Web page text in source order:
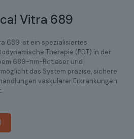
Vitra 689
689 ist ein spezialisiertes
Therapie (PDT) in der
689-nm-Rotlaser und
das System präzise, sichere
vaskulärer Erkrankungen